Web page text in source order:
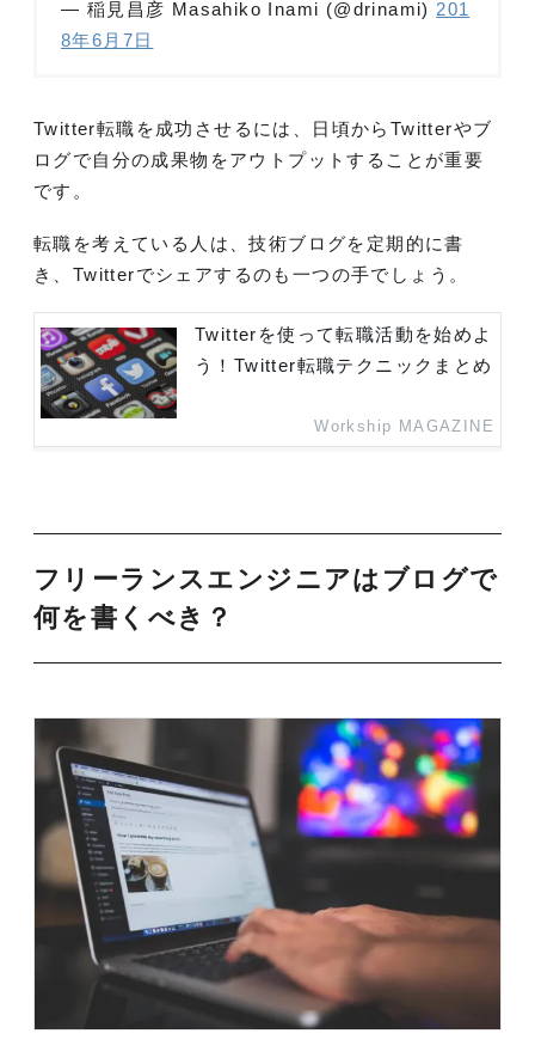
— 稲見昌彦 Masahiko Inami (@drinami)201
8年6月7日
Twitter転職を成功させるには、日頃からTwitterやブ
ログで自分の成果物をアウトプットすることが重要
です。
転職を考えている人は、技術ブログを定期的に書
き、Twitterでシェアするのも一つの手でしょう。
Twitterを使って転職活動を始めよ
う！Twitter転職テクニックまとめ
Workship MAGAZINE
フリーランスエンジニアはブログで
何を書くべき？